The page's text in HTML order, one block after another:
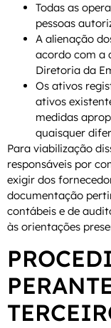
Todas as
pessoas
A alienação
acordo com a
Diretoria da
Os ativos
ativos
medidas
quaisquer
Para viabilização
responsáveis por
exigir dos
documentação
contábeis e de
às orientações